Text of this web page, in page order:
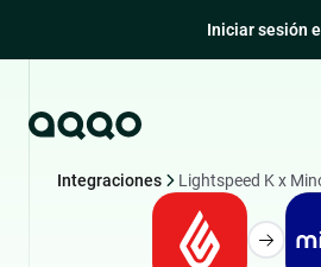
Iniciar sesión
Integraciones Lightspeed K x